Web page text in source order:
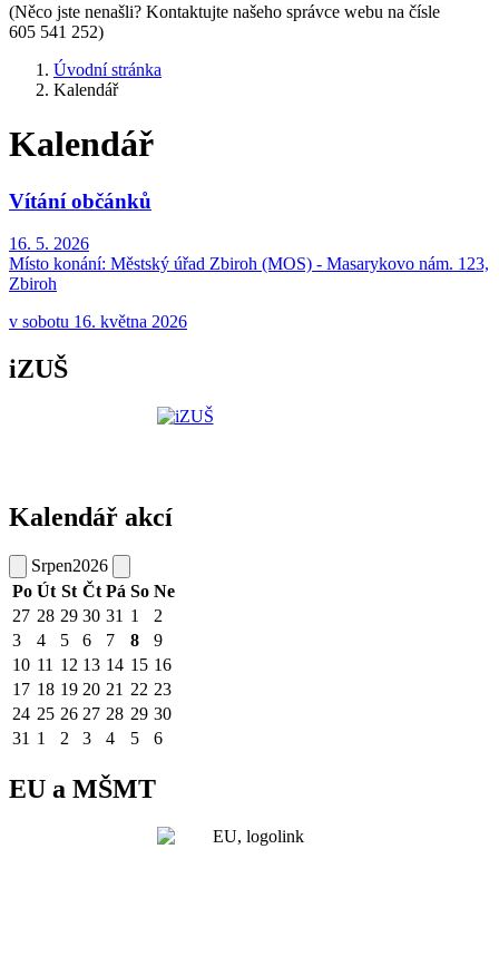
(Něco jste nenašli? Kontaktujte našeho správce webu na čísle
605 541 252)
Úvodní stránka
Kalendář
Kalendář
Vítání občánků
16. 5. 2026
Místo konání: Městský úřad Zbiroh (MOS) - Masarykovo nám. 123,
Zbiroh
v sobotu 16. května 2026
iZUŠ
Kalendář akcí
Srpen2026
Po Út St Čt Pá So Ne
27 28 29 30 31 1
2
3
4 5 6 7 8
9
10 11 12 13 14 15 16
17 18 19 20 21 22 23
24 25 26 27 28 29 30
31 1 2 3 4 5 6
EU a MŠMT